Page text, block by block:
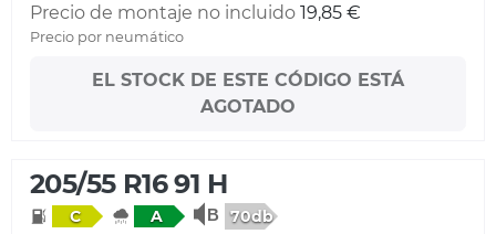
Precio de montaje no incluido 19,85 €
Precio por neumático
EL STOCK DE ESTE CÓDIGO ESTÁ
AGOTADO
205/55 R16 91 H
C A 70db